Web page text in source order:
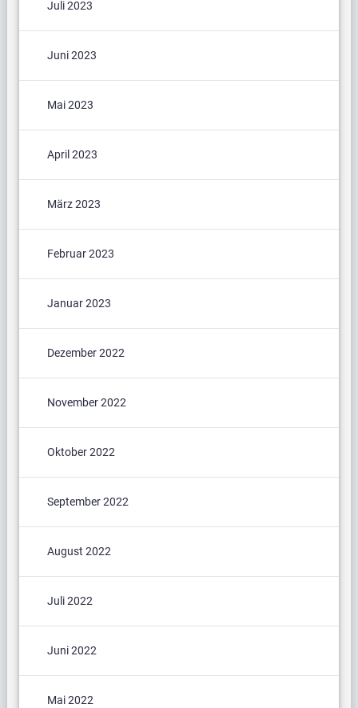
Juli 2023
Juni 2023
Mai 2023
April 2023
März 2023
Februar 2023
Januar 2023
Dezember 2022
November 2022
Oktober 2022
September 2022
August 2022
Juli 2022
Juni 2022
Mai 2022